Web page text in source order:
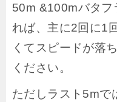
50m &100mバタフ
れば、主に2回に1
くてスピードが落
ください。
ただしラスト5mで